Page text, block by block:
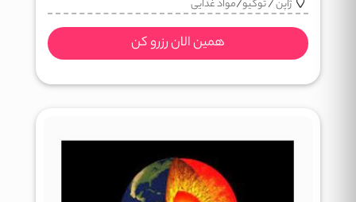
ژاپن/توکیو/مواد غذایی
همین الان رزرو کن